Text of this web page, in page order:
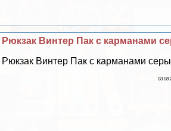
Рюкзак Винтер Пак с карманами
Рюкзак Винтер Пак с карманами
03 08